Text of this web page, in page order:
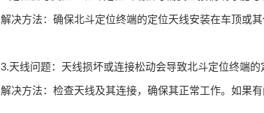
解决方法：确保北斗定位终端的定位天线安装在车顶或
3.天线问题：天线损坏或连接松动会导致北斗定位终端的
解决方法：检查天线及其连接，确保其正常工作。如果有